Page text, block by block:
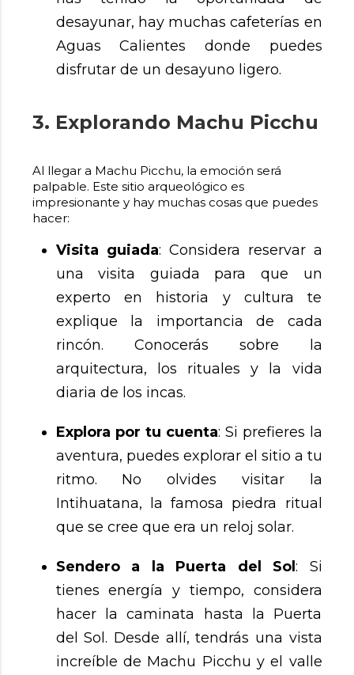
desayunar, hay muchas cafeterías en
Aguas Calientes donde puedes
disfrutar de un desayuno ligero.
3. Explorando Machu Picchu
Al llegar a Machu Picchu, la emoción será
palpable. Este sitio arqueológico es
impresionante y hay muchas cosas que puedes
hacer:
Visita guiada: Considera reservar a
una visita guiada para que un
experto en historia y cultura te
explique la importancia de cada
rincón. Conocerás sobre la
arquitectura, los rituales y la vida
diaria de los incas.
Explora por tu cuenta: Si prefieres la
aventura, puedes explorar el sitio a tu
ritmo. No olvides visitar la
Intihuatana, la famosa piedra ritual
que se cree que era un reloj solar.
Sendero a la Puerta del Sol: Si
tienes energía y tiempo, considera
hacer la caminata hasta la Puerta
del Sol. Desde allí, tendrás una vista
increíble de Machu Picchu y el valle